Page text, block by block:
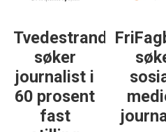
FriFagbevegelse
søker
sosiale
medier-
journalist